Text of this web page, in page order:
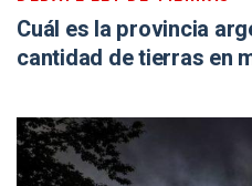
Cuál es la provincia
cantidad de tierras en